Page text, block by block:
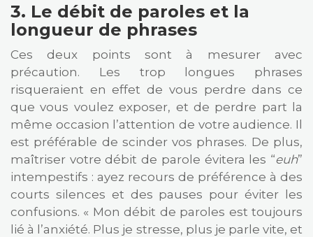
3. Le débit de paroles et la
longueur de phrases
Ces deux points sont à mesurer avec
précaution. Les trop longues phrases
risqueraient en effet de vous perdre dans ce
que vous voulez exposer, et de perdre part la
même occasion l’attention de votre audience. Il
est préférable de scinder vos phrases. De plus,
maîtriser votre débit de parole évitera les “euh”
intempestifs : ayez recours de préférence à des
courts silences et des pauses pour éviter les
confusions. « Mon débit de paroles est toujours
lié à l’anxiété. Plus je stresse, plus je parle vite, et